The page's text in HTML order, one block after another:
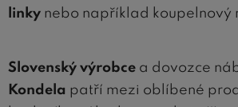
linky nebo například koupelnový
Slovenský výrobce a dovozce
Kondela patří mezi oblíbené